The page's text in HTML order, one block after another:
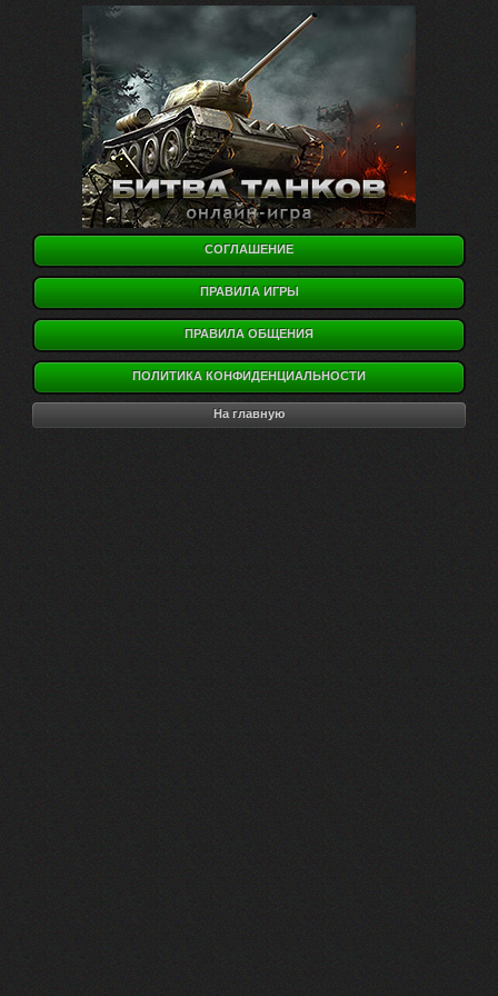
СОГЛАШЕНИЕ
ПРАВИЛА ИГРЫ
ПРАВИЛА ОБЩЕНИЯ
ПОЛИТИКА КОНФИДЕНЦИАЛЬНОСТИ
На главную